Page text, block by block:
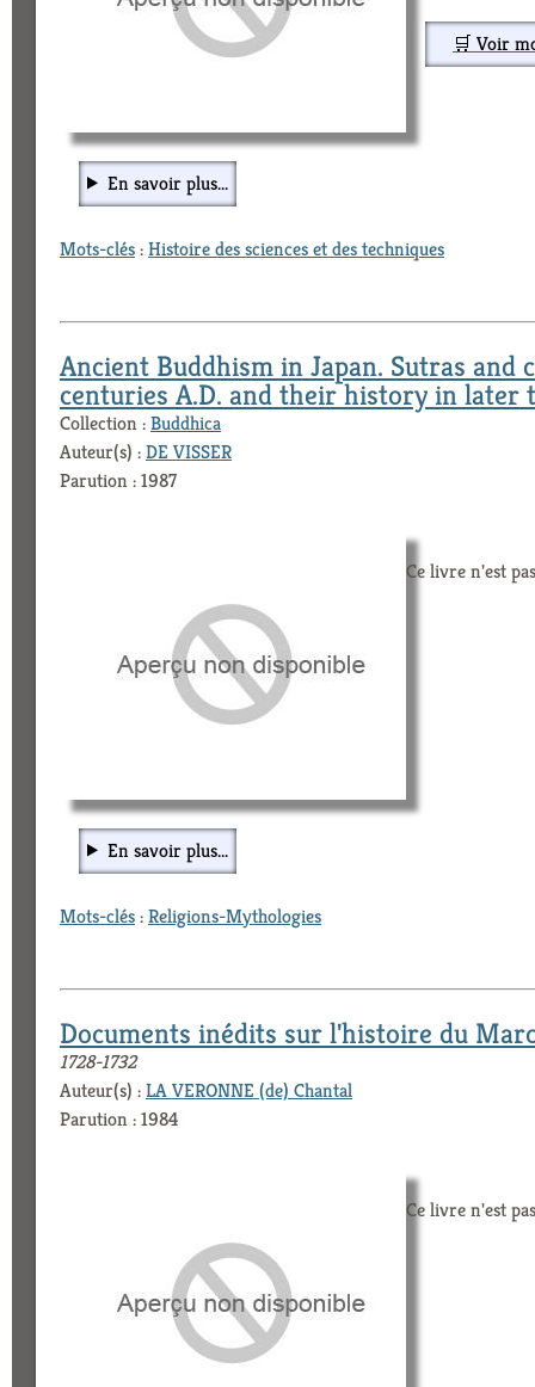
🛒 Voir
En savoir plus...
Mots-clés:Histoire des sciences et des techniques
Ancient Buddhism in Japan. Sutras
centuries A.D. and their history in later
Collection :Buddhica
Auteur(s) :DE VISSER
Parution : 1987
Ce livre n'est
En savoir plus...
Mots-clés:Religions-Mythologies
Documents inédits sur l'histoire du
1728-1732
Auteur(s) :LA VERONNE (de) Chantal
Parution : 1984
Ce livre n'est